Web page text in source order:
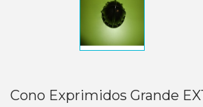
Cono Exprimidos Grande